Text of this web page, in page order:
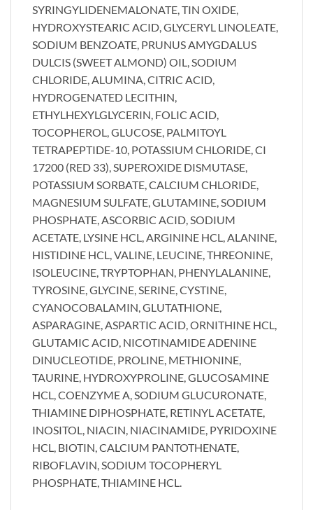
SYRINGYLIDENEMALONATE, TIN OXIDE,
HYDROXYSTEARIC ACID, GLYCERYL LINOLEATE,
SODIUM BENZOATE, PRUNUS AMYGDALUS
DULCIS (SWEET ALMOND) OIL, SODIUM
CHLORIDE, ALUMINA, CITRIC ACID,
HYDROGENATED LECITHIN,
ETHYLHEXYLGLYCERIN, FOLIC ACID,
TOCOPHEROL, GLUCOSE, PALMITOYL
TETRAPEPTIDE-10, POTASSIUM CHLORIDE, CI
17200 (RED 33), SUPEROXIDE DISMUTASE,
POTASSIUM SORBATE, CALCIUM CHLORIDE,
MAGNESIUM SULFATE, GLUTAMINE, SODIUM
PHOSPHATE, ASCORBIC ACID, SODIUM
ACETATE, LYSINE HCL, ARGININE HCL, ALANINE,
HISTIDINE HCL, VALINE, LEUCINE, THREONINE,
ISOLEUCINE, TRYPTOPHAN, PHENYLALANINE,
TYROSINE, GLYCINE, SERINE, CYSTINE,
CYANOCOBALAMIN, GLUTATHIONE,
ASPARAGINE, ASPARTIC ACID, ORNITHINE HCL,
GLUTAMIC ACID, NICOTINAMIDE ADENINE
DINUCLEOTIDE, PROLINE, METHIONINE,
TAURINE, HYDROXYPROLINE, GLUCOSAMINE
HCL, COENZYME A, SODIUM GLUCURONATE,
THIAMINE DIPHOSPHATE, RETINYL ACETATE,
INOSITOL, NIACIN, NIACINAMIDE, PYRIDOXINE
HCL, BIOTIN, CALCIUM PANTOTHENATE,
RIBOFLAVIN, SODIUM TOCOPHERYL
PHOSPHATE, THIAMINE HCL.